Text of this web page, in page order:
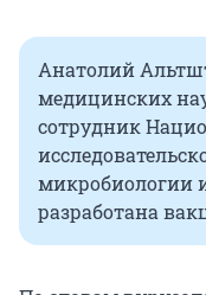
Анатолий
медицинских
сотрудник
микробиологии
разработана